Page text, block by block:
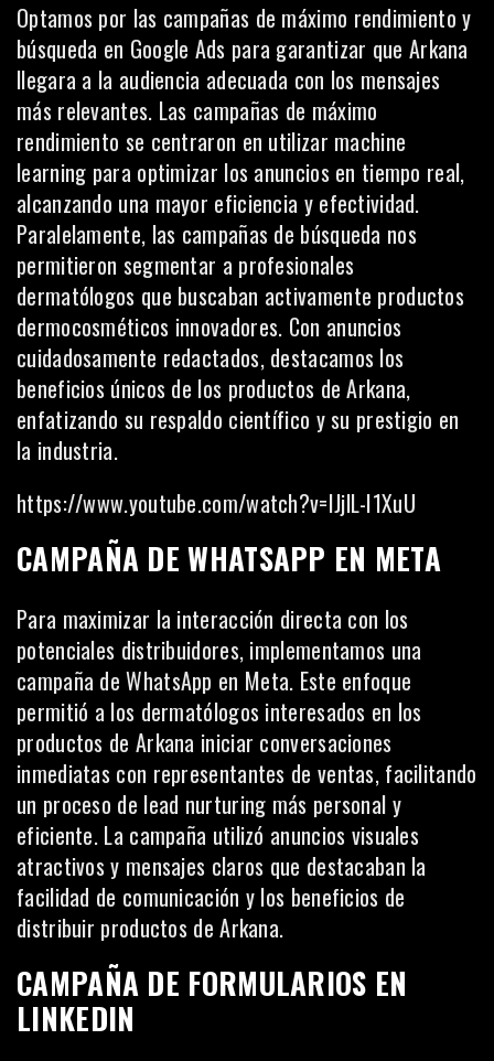
Optamos por las campañas de máximo rendimiento y
búsqueda en Google Ads para garantizar que Arkana
llegara a la audiencia adecuada con los mensajes
más relevantes. Las campañas de máximo
rendimiento se centraron en utilizar machine
learning para optimizar los anuncios en tiempo real,
alcanzando una mayor eficiencia y efectividad.
Paralelamente, las campañas de búsqueda nos
permitieron segmentar a profesionales
dermatólogos que buscaban activamente productos
dermocosméticos innovadores. Con anuncios
cuidadosamente redactados, destacamos los
beneficios únicos de los productos de Arkana,
enfatizando su respaldo científico y su prestigio en
la industria.
https://www.youtube.com/watch?v=IJjlL-I1XuU
CAMPAÑA DE WHATSAPP EN META
Para maximizar la interacción directa con los
potenciales distribuidores, implementamos una
campaña de WhatsApp en Meta. Este enfoque
permitió a los dermatólogos interesados en los
productos de Arkana iniciar conversaciones
inmediatas con representantes de ventas, facilitando
un proceso de lead nurturing más personal y
eficiente. La campaña utilizó anuncios visuales
atractivos y mensajes claros que destacaban la
facilidad de comunicación y los beneficios de
distribuir productos de Arkana.
CAMPAÑA DE FORMULARIOS EN
LINKEDIN